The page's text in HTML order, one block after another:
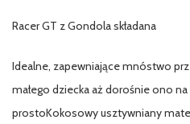
Racer GT z Gondola składana
Idealne, zapewniające mnóstwo
małego dziecka aż dorośnie ono
prostoKokosowy usztywniany